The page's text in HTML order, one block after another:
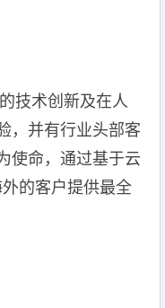
技术创新及在人
，并有行业头部客
使命，通过基于云
的客户提供最全